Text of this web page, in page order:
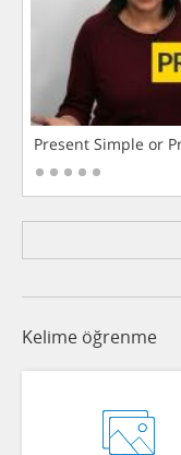
Present Simple or
Kelime öğrenme